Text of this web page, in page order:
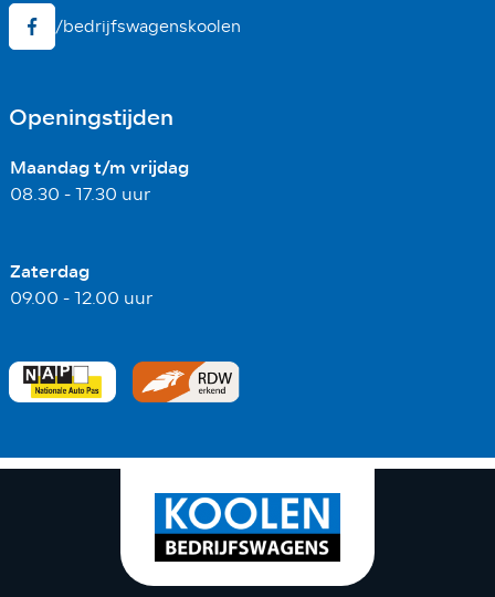
/bedrijfswagenskoolen
Openingstijden
Maandag t/m vrijdag
08.30 - 17.30 uur
Zaterdag
09.00 - 12.00 uur